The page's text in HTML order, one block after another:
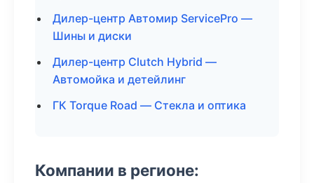
Дилер-центр Автомир ServicePro —
Шины и диски
Дилер-центр Clutch Hybrid —
Автомойка и детейлинг
ГК Torque Road — Стекла и оптика
Компании в регионе: